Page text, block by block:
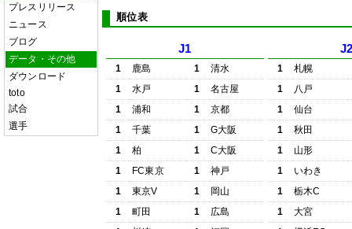
プレスリリース
ニュース
ブログ
データ・その他
ダウンロード
toto
試合
選手
順位表
J1
1 鹿島 1
清水
1
水戸 1
名古屋
1
浦和 1
京都
1
千葉 1
G大阪
1
柏 1
C大阪
1
FC東京 1
神戸
1
東京V 1
岡山
1
町田 1
広島
1
札幌
1
八戸
1
仙台
1
秋田
1
山形
1
いわき
1
栃木C
1
大宮